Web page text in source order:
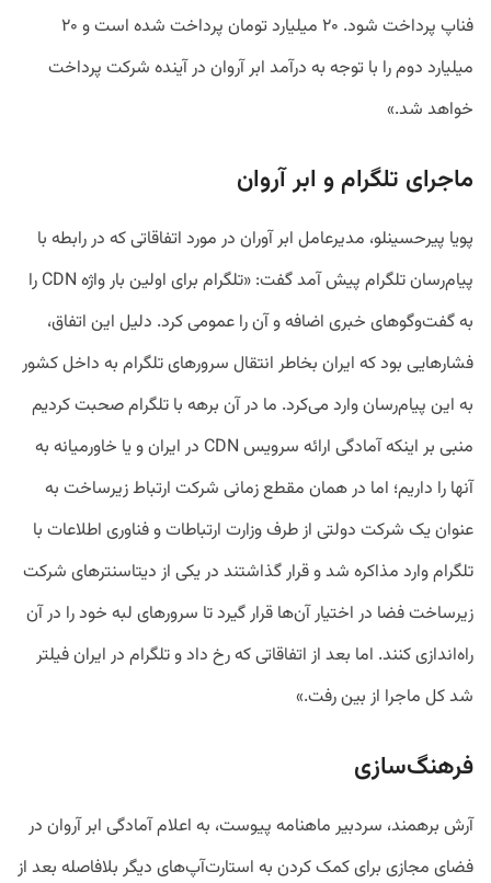
فناپ پرداخت شود. ۲۰ میلیارد تومان پرداخت شده است و ۲۰
میلیارد دوم را با توجه به درآمد ابر آروان در آینده شرکت پرداخت
خواهد شد.»
ماجرای تلگرام و ابر آروان
پویا پیرحسینلو، مدیرعامل ابر آوران در مورد اتفاقاتی که در رابطه با
پیام‌رسان تلگرام پیش آمد گفت: «تلگرام برای اولین بار واژه CDN را
به گفت‌وگو‌های خبری اضافه و آن را عمومی کرد. دلیل این اتفاق،
فشار‌هایی بود که ایران بخاطر انتقال سرور‌های تلگرام به داخل کشور
به این پیام‌رسان وارد می‌کرد. ما در آن برهه با تلگرام صحبت کردیم
منبی بر اینکه آمادگی ارائه سرویس CDN در ایران و یا خاورمیانه به
آنها را داریم؛ اما در همان مقطع زمانی شرکت ارتباط زیرساخت به
عنوان یک شرکت دولتی از طرف وزارت ارتباطات و فناوری اطلاعات با
تلگرام وارد مذاکره شد و قرار گذاشتند در یکی از دیتاسنتر‌های شرکت
زیرساخت فضا در اختیار آن‌ها قرار گیرد تا سرور‌های لبه خود را در آن
راه‌اندازی کنند. اما بعد از اتفاقاتی که رخ داد و تلگرام در ایران فیلتر
شد کل ماجرا از بین رفت.»
فرهنگ‌سازی
آرش برهمند، سردبیر ماهنامه پیوست، به اعلام آمادگی ابر آروان در
فضای مجازی برای کمک کردن به استارت‌آپ‌های دیگر بلافاصله بعد از